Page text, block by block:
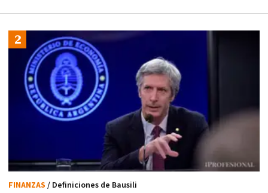
FINANZAS / Definiciones de Bausili